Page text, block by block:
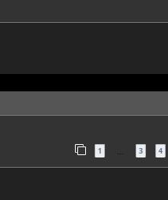
1 3 4